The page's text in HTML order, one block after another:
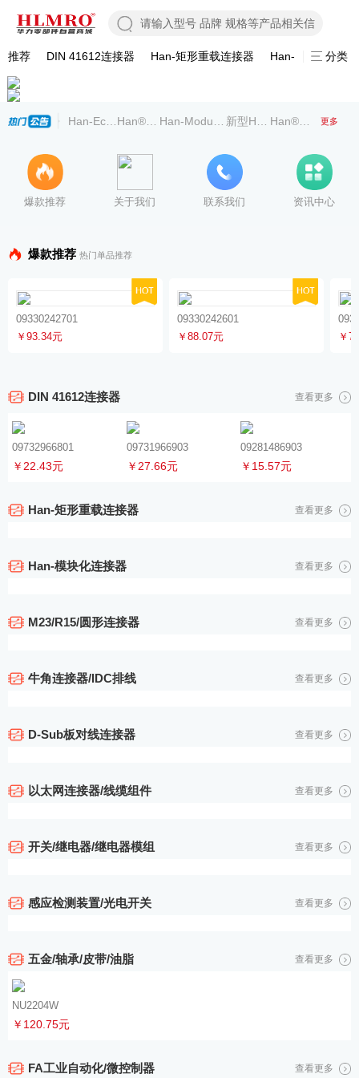
推荐 DIN 41612连接器 Han-矩形重载连接器 Han-模块化连接
分类
Han-Eco® Outdoor：非常适合户外应用的耐气候型密封
Han®HPR HPTC:恶劣环境下变压器的性能提升
Han-Modular® - 用于面向未来的电源
新型Ha-VIS eCon交换机
Han® Push-In模
更多
爆款推荐 关于我们 联系我们 资讯中心
爆款推荐 热门单品推荐
09330242701
￥93.34元
09330242601
￥88.07元
￥
DIN 41612连接器 查看更多
09732966801
￥22.43元
09731966903
￥27.66元
09281486903
￥15.57元
Han-矩形重载连接器 查看更多
Han-模块化连接器 查看更多
M23/R15/圆形连接器 查看更多
牛角连接器/IDC排线 查看更多
D-Sub板对线连接器 查看更多
以太网连接器/线缆组件 查看更多
开关/继电器/继电器模组 查看更多
感应检测装置/光电开关 查看更多
五金/轴承/皮带/油脂 查看更多
NU2204W
￥120.75元
FA工业自动化/微控制器 查看更多